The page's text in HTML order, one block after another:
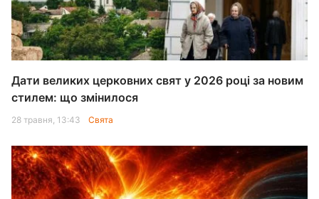
Дати великих церковних свят у 2026 році за новим
стилем: що змінилося
28 травня, 13:43 Свята